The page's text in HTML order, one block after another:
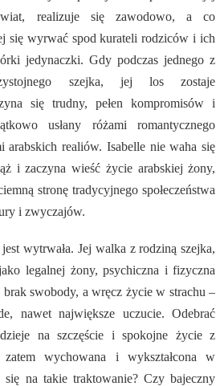
realizuje się zawodowo, a co
się wyrwać spod kurateli rodziców i ich
jedynaczki. Gdy podczas jednego z
szejka, jej los zostaje
się trudny, pełen kompromisów i
usłany różami romantycznego
arabskich realiów. Isabelle nie waha się
i zaczyna wieść życie arabskiej żony,
stronę tradycyjnego społeczeństwa
i zwyczajów.
wytrwała. Jej walka z rodziną szejka,
legalnej żony, psychiczna i fizyczna
brak swobody, a wręcz życie w strachu –
nawet największe uczucie. Odebrać
na szczęście i spokojne życie z
zatem wychowana i wykształcona w
się na takie traktowanie? Czy bajeczny